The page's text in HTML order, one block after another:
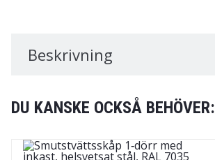
Beskrivning
DU KANSKE OCKSÅ BEHÖVER: